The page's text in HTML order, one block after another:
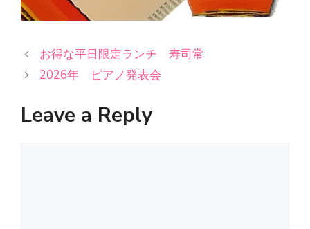
お得な平日限定ランチ 寿司常
2026年 ピアノ発表会
Leave a Reply